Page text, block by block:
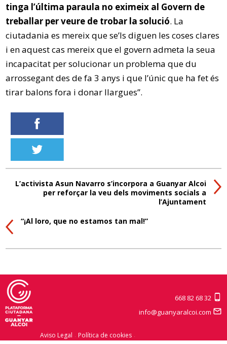
tinga l’última paraula no eximeix al Govern de
treballar per veure de trobar la solució. La
ciutadania es mereix que se’ls diguen les coses clares
i en aquest cas mereix que el govern admeta la seua
incapacitat per solucionar un problema que du
arrossegant des de fa 3 anys i que l’únic que ha fet és
tirar balons fora i donar llargues”.
L’activista Asun Navarro s’incorpora a Guanyar Alcoi
per reforçar la veu dels moviments socials a
l’Ajuntament
“¡Al loro, que no estamos tan mal!”
Aviso Legal
Política de cookies
668 82 68 32
info@guanyaralcoi.com